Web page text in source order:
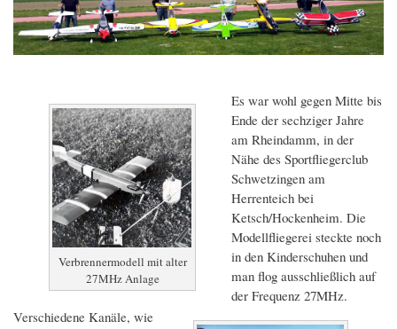
Verbrennermodell mit alter
27MHz Anlage
Es war wohl gegen Mitte bis
Ende der sechziger Jahre
am Rheindamm, in der
Nähe des Sportfliegerclub
Schwetzingen am
Herrenteich bei
Ketsch/Hockenheim. Die
Modellfliegerei steckte noch
in den Kinderschuhen und
man flog ausschließlich auf
der Frequenz 27MHz.
Verschiedene Kanäle, wie